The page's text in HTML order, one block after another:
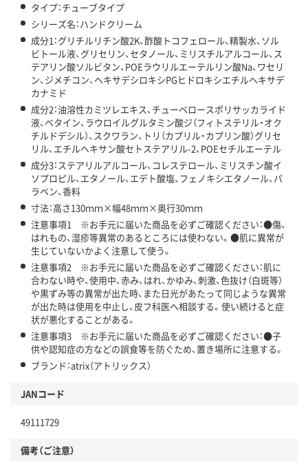
タイプ：チューブタイプ
シリーズ名：ハンドクリーム
成分1：グリチルリチン酸2K、酢酸トコフェロール、精製水、ソル
ビトール液、グリセリン、セタノール、ミリスチルアルコール、ス
テアリン酸ソルビタン、POEラウリルエーテルリン酸Na、ワセリ
ン、ジメチコン、ヘキサデシロキシPGヒドロキシエチルヘキサデ
カナミド
成分2：油溶性カミツレエキス、チューベロースポリサッカライド
液、ベタイン、ラウロイルグルタミン酸ジ（フィトステリル・オク
チルドデシル）、スクワラン、トリ（カプリル・カプリン酸）グリセ
リル、エチルヘキサン酸セトステアリル-2、POEセチルエーテル
成分3：ステアリルアルコール、コレステロール、ミリスチン酸イ
ソプロピル、エタノール、エデト酸塩、フェノキシエタノール、パ
ラベン、香料
寸法：高さ130ｍｍ×幅48ｍｍ×奥行30ｍｍ
注意事項1 ※お手元に届いた商品を必ずご確認ください：●傷、
はれもの、湿疹等異常のあるところには使わない。●肌に異常が
生じていないかよく注意して使う。
注意事項2 ※お手元に届いた商品を必ずご確認ください：肌に
合わない時や、使用中、赤み、はれ、かゆみ、刺激、色抜け（白斑等）
や黒ずみ等の異常が出た時、また日光があたって同じような異常
が出た時は使用を中止し、皮フ科医へ相談する。使い続けると症
状が悪化することがある。
注意事項3 ※お手元に届いた商品を必ずご確認ください：●子
供や認知症の方などの誤食等を防ぐため、置き場所に注意する。
ブランド：atrix（アトリックス）
JANコード
49111729
備考（ご注意）